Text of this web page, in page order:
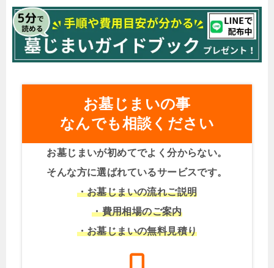
お墓じまいの事
なんでも相談ください
お墓じまいが初めてでよく分からない。
そんな方に選ばれているサービスです。
・お墓じまいの流れご説明
・費用相場のご案内
・お墓じまいの無料見積り